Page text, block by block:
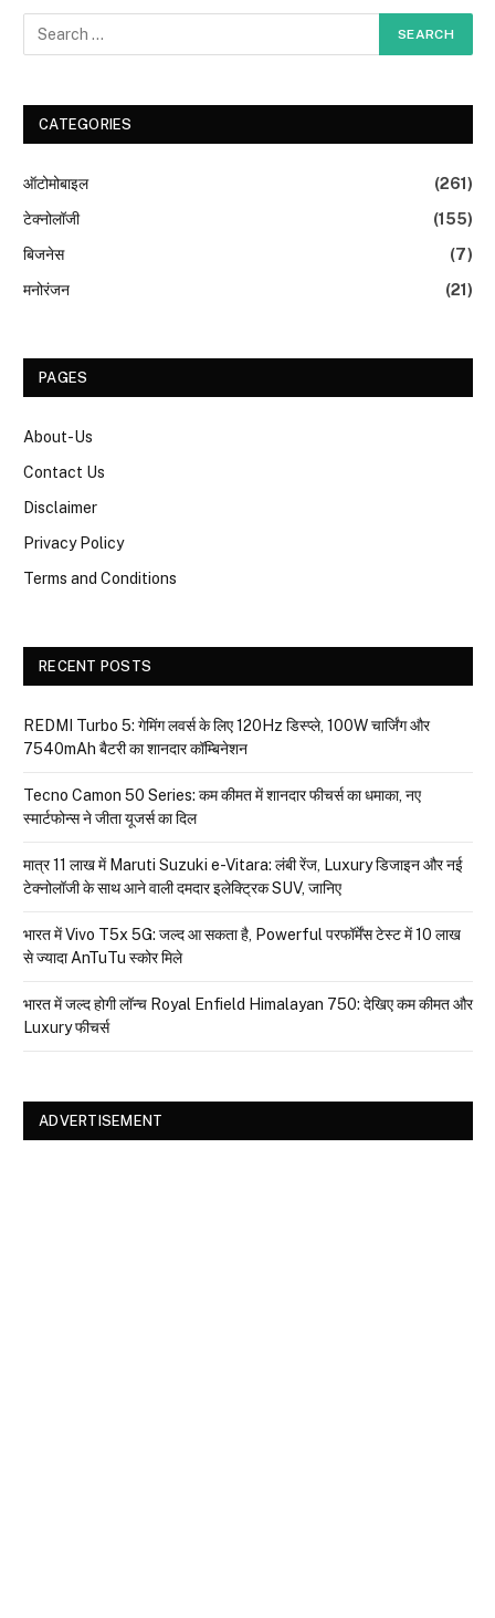
CATEGORIES
ऑटोमोबाइल
(261)
टेक्नोलॉजी
(155)
बिजनेस
(7)
मनोरंजन
(21)
PAGES
About-Us
Contact Us
Disclaimer
Privacy Policy
Terms and Conditions
RECENT POSTS
REDMI Turbo 5: गेमिंग लवर्स के लिए 120Hz डिस्प्ले, 100W चार्जिंग और
7540mAh बैटरी का शानदार कॉम्बिनेशन
Tecno Camon 50 Series: कम कीमत में शानदार फीचर्स का धमाका, नए
स्मार्टफोन्स ने जीता यूजर्स का दिल
मात्र ₹11 लाख में Maruti Suzuki e-Vitara: लंबी रेंज, Luxury डिजाइन और नई
टेक्नोलॉजी के साथ आने वाली दमदार इलेक्ट्रिक SUV, जानिए
भारत में Vivo T5x 5G: जल्द आ सकता है, Powerful परफॉर्मेंस टेस्ट में 10 लाख
से ज्यादा AnTuTu स्कोर मिले
भारत में जल्द होगी लॉन्च Royal Enfield Himalayan 750: देखिए कम कीमत और
Luxury फीचर्स
ADVERTISEMENT